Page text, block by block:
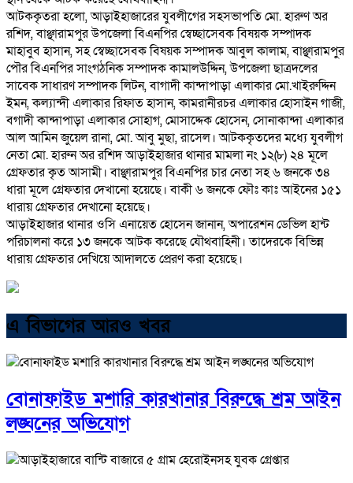
আটককৃতরা হলো, আড়াইহাজারের যুবলীগের সহসভাপতি মো. হারুণ অর
রশিদ, বাঞ্ছারামপুর উপজেলা বিএনপির স্বেচ্ছাসেবক বিষয়ক সম্পাদক
মাহাবুব হাসান, সহ স্বেচ্ছাসেবক বিষয়ক সম্পাদক আবুল কালাম, বাঞ্ছারামপুর
পৌর বিএনপির সাংগঠনিক সম্পাদক কামালউদ্দিন, উপজেলা ছাত্রদলের
সাবেক সাধারণ সম্পাদক লিটন, বাগাদী কান্দাপাড়া এলাকার মো.খাইরুদ্দিন
ইমন, কল্যান্দী এলাকার রিফাত হাসান, কামরানীরচর এলাকার হোসাইন গাজী,
বগাদী কান্দাপাড়া এলাকার সোহাগ, মোসাদ্দেক হোসেন, সোনাকান্দা এলাকার
আল আমিন জুয়েল রানা, মো. আবু মুছা, রাসেল। আটককৃতদের মধ্যে যুবলীগ
নেতা মো. হারুন অর রশিদ আড়াইহাজার থানার মামলা নং ১২(৮) ২৪ মূলে
গ্রেফতার কৃত আসামী। বাঞ্ছারামপুর বিএনপির চার নেতা সহ ৬ জনকে ৩৪
ধারা মূলে গ্রেফতার দেখানো হয়েছে। বাকী ৬ জনকে ফৌঃ কাঃ আইনের ১৫১
ধারায় গ্রেফতার দেখানো হয়েছে।
আড়াইহাজার থানার ওসি এনায়েত হোসেন জানান, অপারেশন ডেভিল হান্ট
পরিচালনা করে ১৩ জনকে আটক করেছে যৌথবাহিনী। তাদেরকে বিভিন্ন
ধারায় গ্রেফতার দেখিয়ে আদালতে প্রেরণ করা হয়েছে।
এ বিভাগের আরও খবর
বোনাফাইড মশারি কারখানার বিরুদ্ধে শ্রম আইন
লঙ্ঘনের অভিযোগ